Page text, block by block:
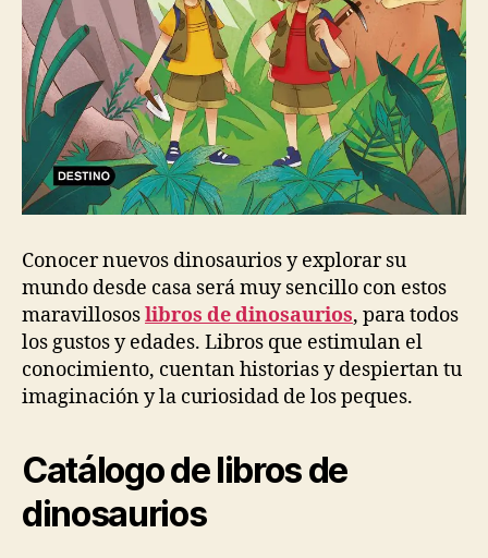
Conocer nuevos dinosaurios y explorar su
mundo desde casa será muy sencillo con estos
maravillososlibros de dinosaurios, para todos
los gustos y edades. Libros que estimulan el
conocimiento, cuentan historias y despiertan tu
imaginación y la curiosidad de los peques.
Catálogo de libros de
dinosaurios